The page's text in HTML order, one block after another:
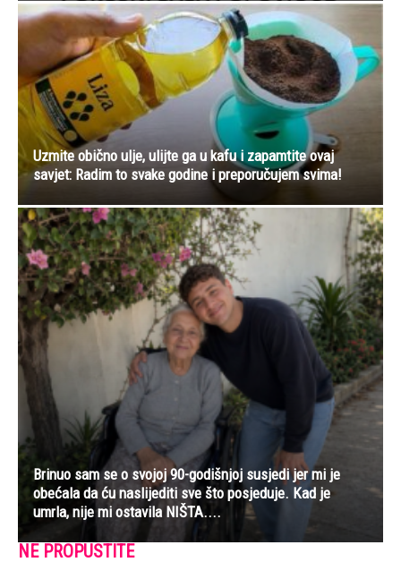
Uzmite obično ulje, ulijte ga u kafu i zapamtite ovaj
savjet: Radim to svake godine i preporučujem svima!
Brinuo sam se o svojoj 90-godišnjoj susjedi jer mi je
obećala da ću naslijediti sve što posjeduje. Kad je
umrla, nije mi ostavila NIŠTA....
NE PROPUSTITE